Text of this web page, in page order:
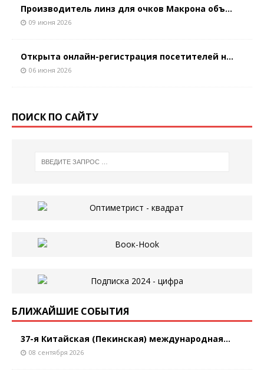
Производитель линз для очков Макрона объ...
09 июня 2026
Открыта онлайн-регистрация посетителей н...
06 июня 2026
ПОИСК ПО САЙТУ
БЛИЖАЙШИЕ СОБЫТИЯ
37-я Китайская (Пекинская) международная...
08 сентября 2026